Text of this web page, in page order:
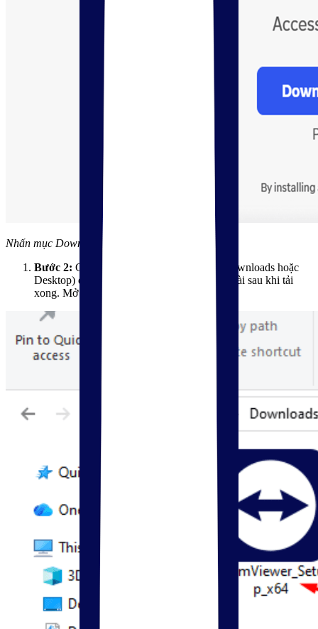
Nhấn mục Download TeamViewer
Bước 2: Chọn thư mục lưu tệp tin (ví dụ: Downloads hoặc
Desktop) để bạn có thể dễ dàng tìm thấy bộ cài sau khi tải
xong. Mở tệp tin .exe vừa tải về.